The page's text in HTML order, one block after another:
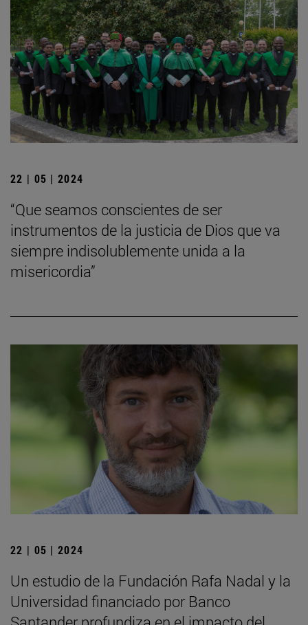
22 | 05 | 2024
“Que seamos conscientes de ser
instrumentos de la justicia de Dios que va
siempre indisolublemente unida a la
misericordia”
22 | 05 | 2024
Un estudio de la Fundación Rafa Nadal y la
Universidad financiado por Banco